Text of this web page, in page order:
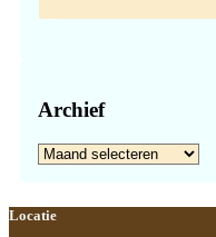
Archief
Archief
Footer
Locatie